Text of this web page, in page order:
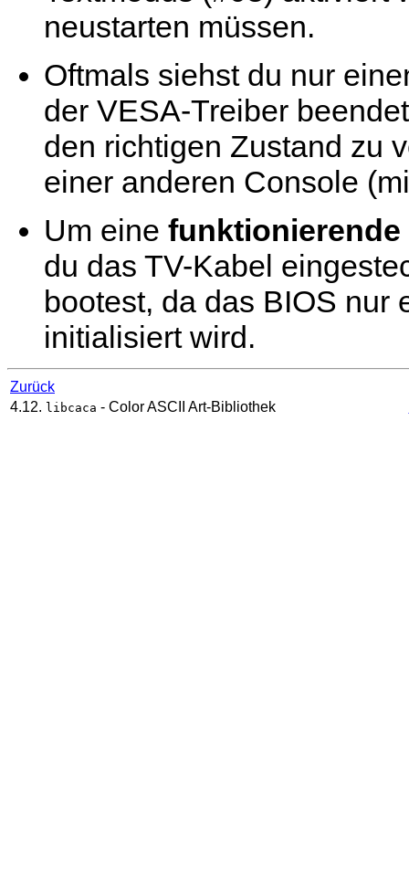
neustarten müssen.
Oftmals siehst du nur
der VESA-Treiber
den richtigen Zustand zu
einer anderen Console
Um eine funktionierende
du das TV-Kabel
bootest, da das BIOS nur
initialisiert wird.
Zurück
4.12. libcaca - Color ASCII Art-Bibliothek